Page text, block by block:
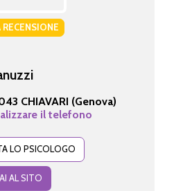
RECENSIONE
CHIAVARI (Genova)
il telefono
LO PSICOLOGO
AL SITO